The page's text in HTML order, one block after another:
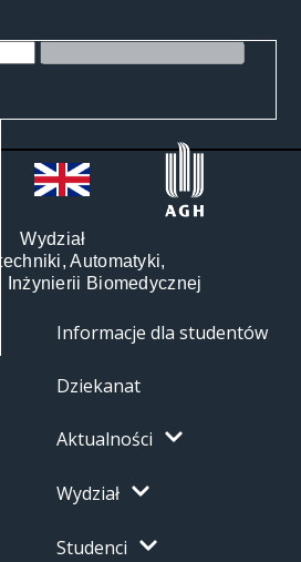
Wydział
Automatyki,
i Inżynierii Biomedycznej
Informacje dla studentów
Dziekanat
Aktualności
Wydział
Studenci